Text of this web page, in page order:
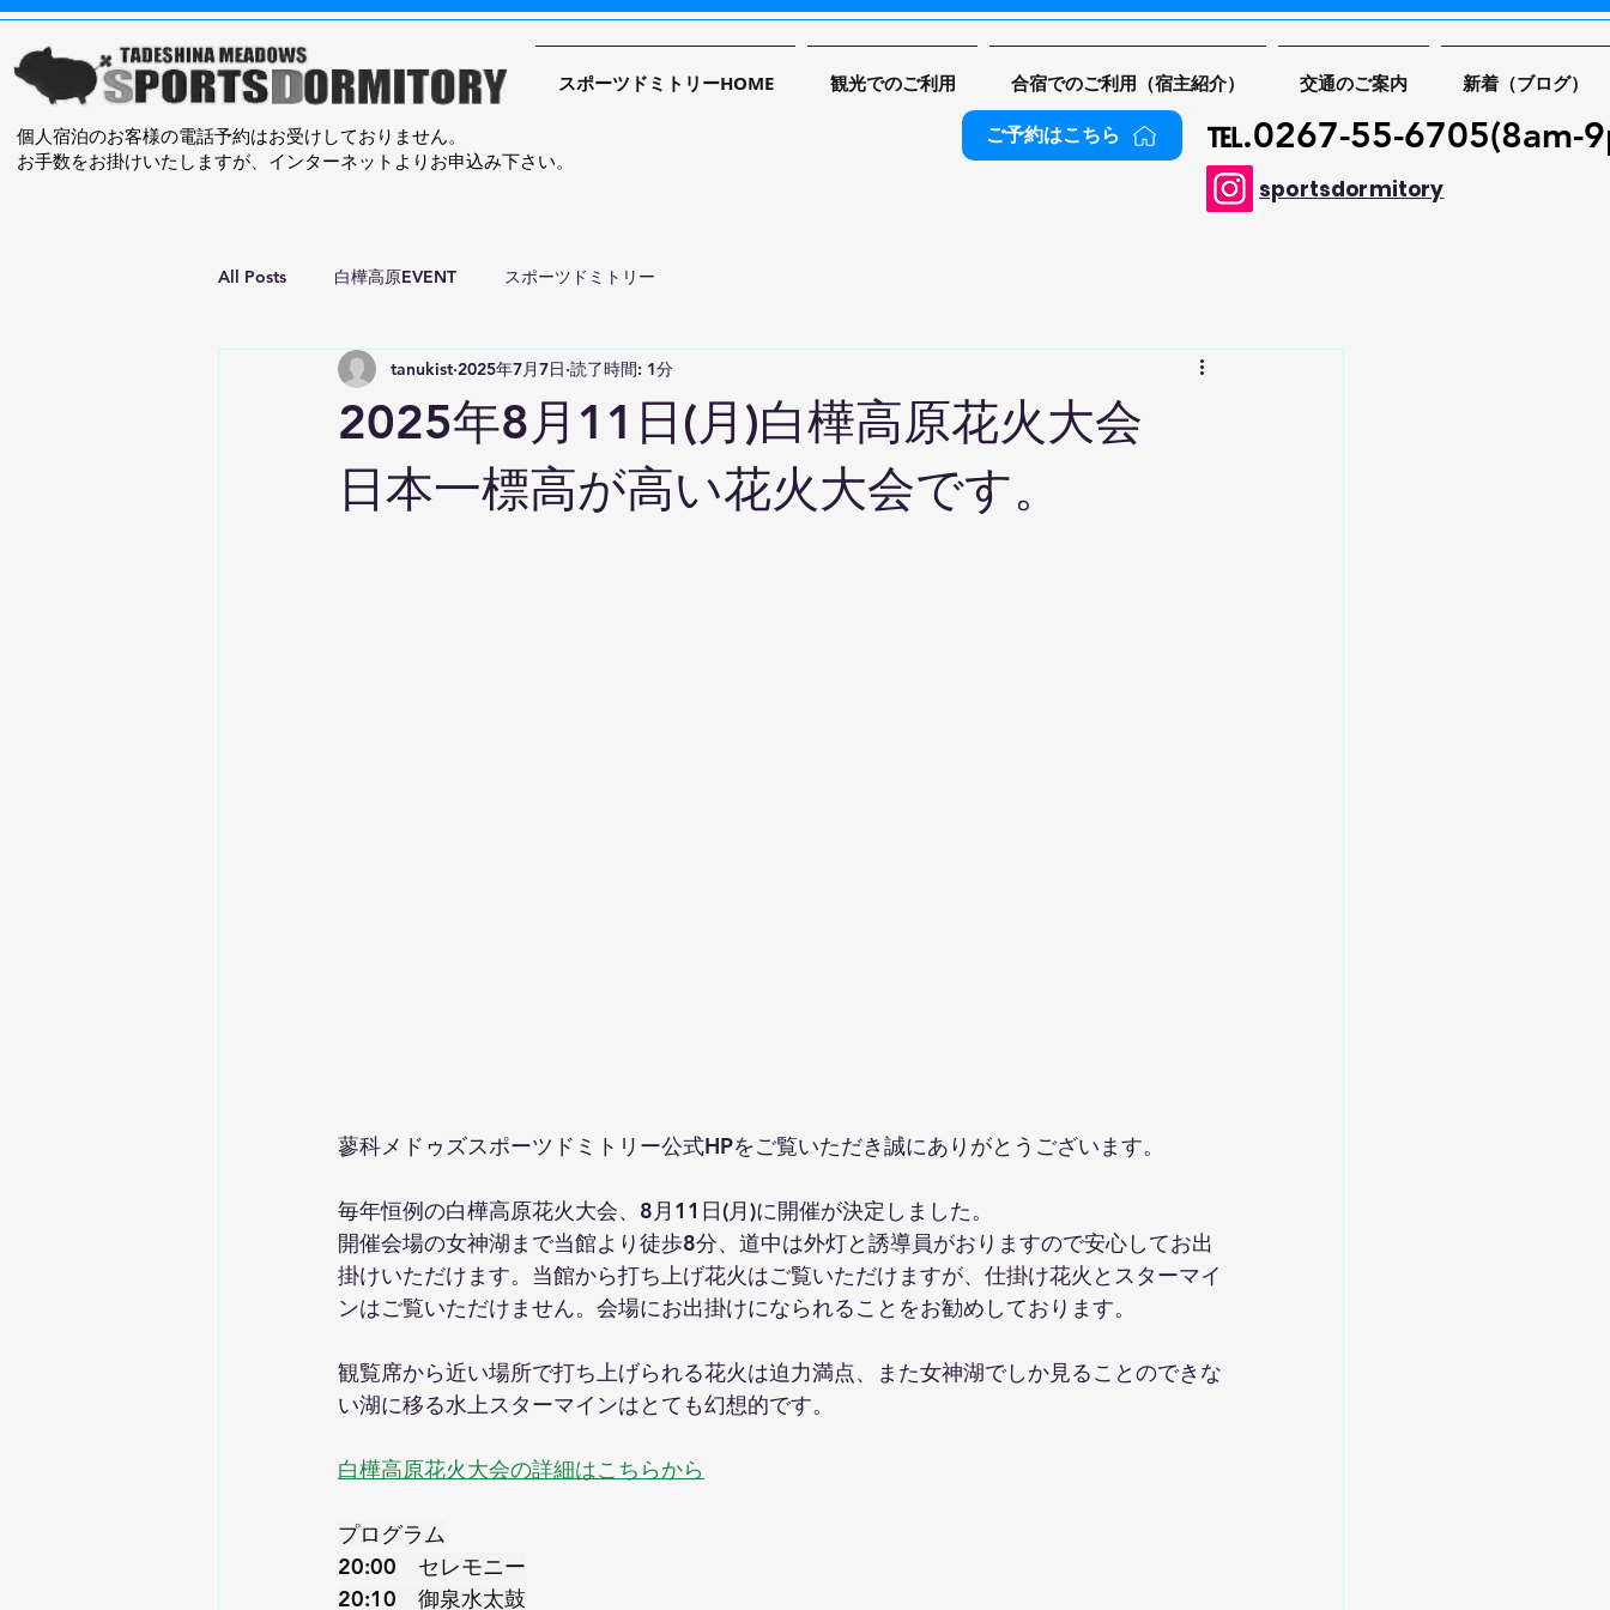
スポーツドミトリーHOME 観光でのご利用 合宿でのご利用（宿主紹介） 交通のご案内 新着（ブログ）
​個人宿泊のお客様の電話予約はお受けしておりません。
お手数をお掛けいたしますが、インターネットよりお申込み下さい。
ご予約はこちら ​℡.0267-55-6705(8am-
sportsdormitory
All Posts 白樺高原EVENT スポーツドミトリー
2025年8月11日(月)白樺高原花火大会
日本一標高が高い花火大会です。
tanukist 2025年7月7日 読了時間: 1分
蓼科メドゥズスポーツドミトリー公式HPをご覧いただき誠にありがとうございます。
毎年恒例の白樺高原花火大会、8月11日(月)に開催が決定しました。
開催会場の女神湖まで当館より徒歩8分、道中は外灯と誘導員がおりますので安心してお出
掛けいただけます。当館から打ち上げ花火はご覧いただけますが、仕掛け花火とスターマイ
ンはご覧いただけません。会場にお出掛けになられることをお勧めしております。
観覧席から近い場所で打ち上げられる花火は迫力満点、また女神湖でしか見ることのできな
い湖に移る水上スターマインはとても幻想的です。
白樺高原花火大会の詳細はこちらから
プログラム
20:00　セレモニー
20:10　御泉水太鼓